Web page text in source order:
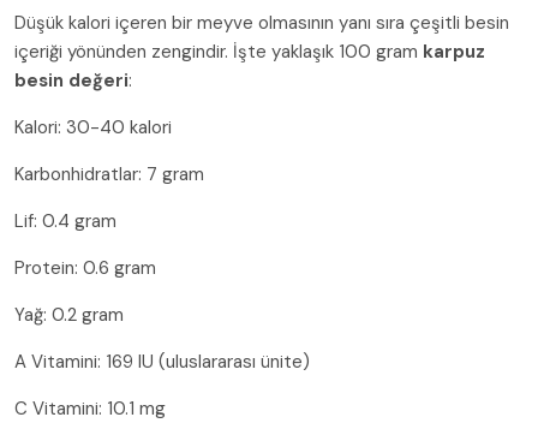
Düşük kalori içeren bir meyve olmasının yanı sıra çeşitli besin
içeriği yönünden zengindir. İşte yaklaşık 100 gram karpuz
besin değeri:
Kalori: 30-40 kalori
Karbonhidratlar: 7 gram
Lif: 0.4 gram
Protein: 0.6 gram
Yağ: 0.2 gram
A Vitamini: 169 IU (uluslararası ünite)
C Vitamini: 10.1 mg